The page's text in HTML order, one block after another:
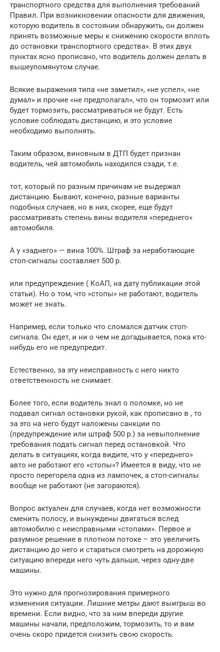
транспортного средства для выполнения требований
Правил. При возникновении опасности для движения,
которую водитель в состоянии обнаружить, он должен
принять возможные меры к снижению скорости вплоть
до остановки транспортного средства». В этих двух
пунктах ясно прописано, что водитель должен делать в
вышеупомянутом случае.
Всякие выражения типа «не заметил», «не успел», «не
думал» и прочие «не предполагал», что он тормозит или
будет тормозить, рассматриваться не будут. Есть
условие соблюдать дистанцию, и это условие
необходимо выполнять.
Таким образом, виновным в ДТП будет признан
водитель, чей автомобиль находился сзади, т.е.
тот, который по разным причинам не выдержал
дистанцию. Бывают, конечно, разные варианты
подобных случаев, но в них, скорее, еще будут
рассматривать степень вины водителя «переднего»
автомобиля.
А у «заднего» — вина 100%. Штраф за неработающие
стоп-сигналы составляет 500 р.
или предупреждение ( КоАП, на дату публикации этой
статьи). Но о том, что «стопы» не работают, водитель
может не знать.
Например, если только что сломался датчик стоп-
сигнала. Он едет, и ни о чем не догадывается, пока кто-
нибудь его не предупредит.
Естественно, за эту неисправность с него никто
ответственность не снимает.
Более того, если водитель знал о поломке, но не
подавал сигнал остановки рукой, как прописано в , то
за это на него будут наложены санкции по
(предупреждение или штраф 500 р.) за невыполнение
требования подать сигнал перед остановкой. Что
делать в ситуациях, когда видите, что у «переднего»
авто не работают его «стопы»? Имеется в виду, что не
просто перегорела одна из лампочек, а стоп-сигналы
вообще не работают (не загораются).
Вопрос актуален для случаев, когда нет возможности
сменить полосу, и вынуждены двигаться вслед
автомобилю с неисправными «стопами». Первое и
разумное решение в плотном потоке – это увеличить
дистанцию до него и стараться смотреть на дорожную
ситуацию впереди него чуть дальше, через одну-две
машины.
Это нужно для прогнозирования примерного
изменения ситуации. Лишние метры дают выигрыш во
времени. Если видно, что за ним впереди другие
машины начали, предположим, тормозить, то и вам
очень скоро придется снизить свою скорость.